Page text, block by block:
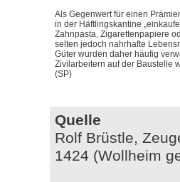
Als Gegenwert für einen
in der Häftlingskantine
Zahnpasta, Zigarettenpapiere
selten jedoch nahrhafte
Güter wurden daher häufig
Zivilarbeitern auf der Baustelle
(SP)
Quelle
Rolf Brüstle,
1424 (Wollheim